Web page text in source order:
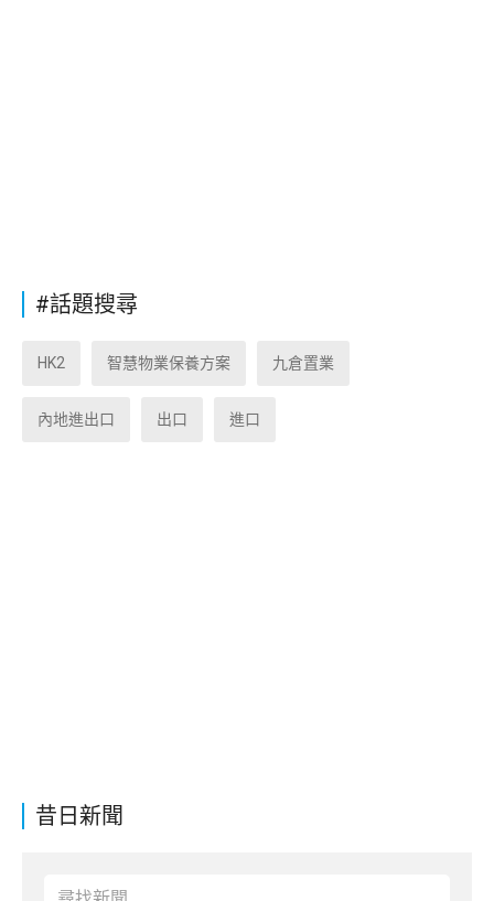
昔日新聞
#話題搜尋
HK2 智慧物業保養方案 九倉置業
內地進出口 出口 進口